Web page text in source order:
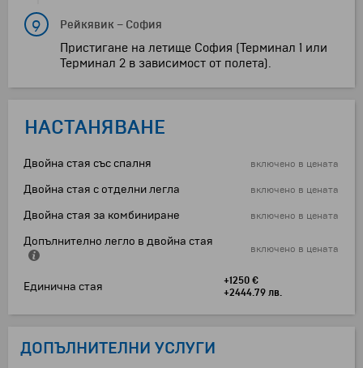
9 Рейкявик – София
Пристигане на летище София (Терминал 1 или
Терминал 2 в зависимост от полета).
НАСТАНЯВАНЕ
Двойна стая със спалня включено в цената
Двойна стая с отделни легла включено в цената
Двойна стая за комбиниране включено в цената
Допълнително легло в двойна стая
включено в цената
Единична стая
+1250 €
+2444.79 лв.
ДОПЪЛНИТЕЛНИ УСЛУГИ